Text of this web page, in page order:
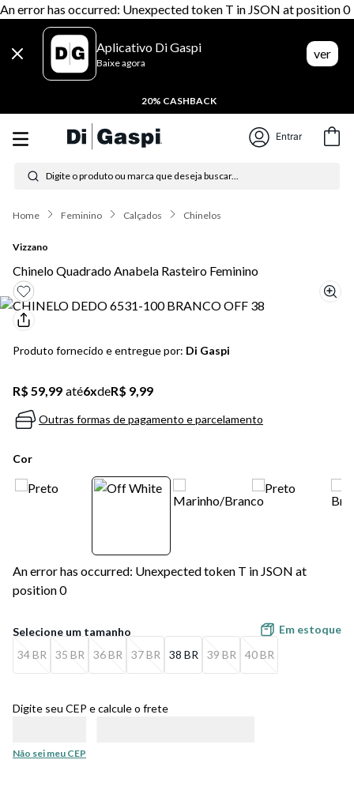
An error has occurred: Unexpected token T in JSON at position 0
Aplicativo Di Gaspi
Baixe agora
ver
20% CASHBACK
Entrar
Digite o produto ou marca que deseja buscar...
Feminino Calçados Chinelos
Vizzano
Chinelo Quadrado Anabela Rasteiro Feminino
Produto fornecido e entregue por: Di Gaspi
R$ 59,99 até6xdeR$ 9,99
Outras formas de pagamento e parcelamento
Cor
An error has occurred: Unexpected token T in JSON at
position 0
34 BR 35 BR 36 BR 37 BR 38 BR 39 BR 40 BR
Em estoque
Digite seu CEP e calcule o frete
Não sei meu CEP
Termos mais buscados
1º tênis feminino
3º moletom
4º tênis masculino
5 º bota
6º sandalia
7º jeans
8º salto
9º chuteira